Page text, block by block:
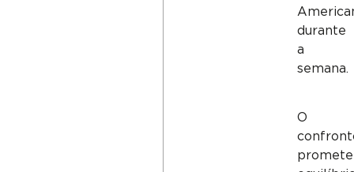
durante
a
semana.
O
promete